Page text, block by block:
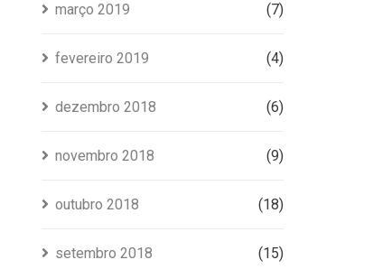
março 2019 (7)
fevereiro 2019 (4)
dezembro 2018 (6)
novembro 2018 (9)
outubro 2018 (18)
setembro 2018 (15)